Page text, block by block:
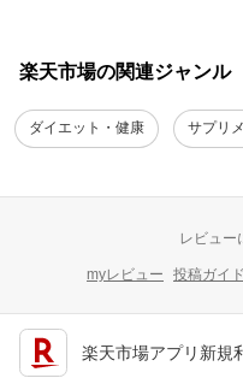
楽天市場の関連ジャンル
ダイエット・健康 サプリ
レビュー
myレビュー 投稿ガイ
楽天市場アプリ新規